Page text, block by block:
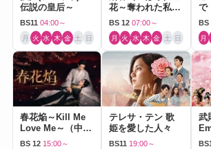
伝説の皇后～
BS11 04:00～
月 火 水 木 金 土 日
花～奪われた私～
（中国ドラマ）
BS 12 07:00～
月 火 水 木 金 土 日
で
BS
月
春花焔～Kill Me
Love Me～（中国
ドラマ）
BS 12 15:00～
テレサ・テン 歌
姫を愛した人々
BS11 19:00～
武